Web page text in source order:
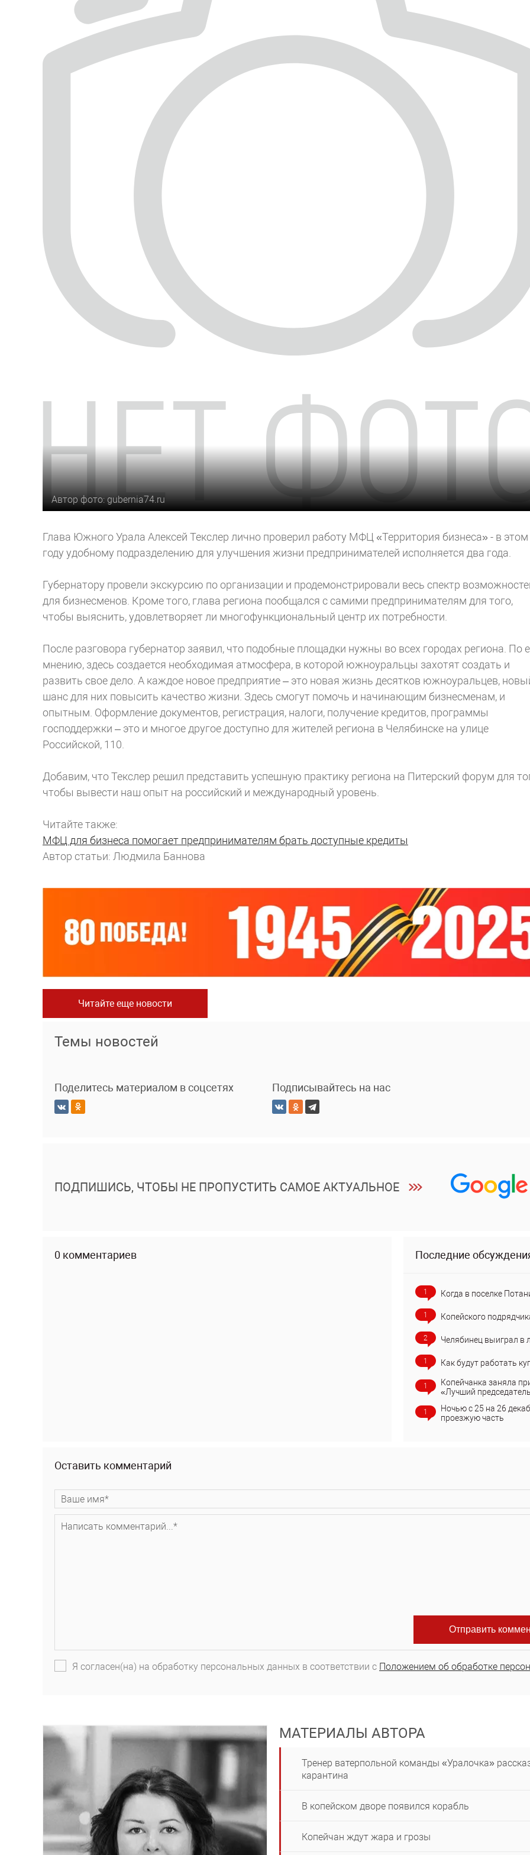
Автор фото: gubernia74.ru
Глава Южного Урала Алексей Текслер лично проверил работу МФЦ «Территория бизнеса» - в этом
году удобному подразделению для улучшения жизни предпринимателей исполняется два года.
Губернатору провели экскурсию по организации и продемонстрировали весь спектр
для бизнесменов. Кроме того, глава региона пообщался с самими предпринимателям для того,
чтобы выяснить, удовлетворяет ли многофункциональный центр их потребности.
После разговора губернатор заявил, что подобные площадки нужны во всех городах региона. По
мнению, здесь создается необходимая атмосфера, в которой южноуральцы захотят создать и
развить свое дело. А каждое новое предприятие – это новая жизнь десятков южноуральцев,
шанс для них повысить качество жизни. Здесь смогут помочь и начинающим бизнесменам, и
опытным. Оформление документов, регистрация, налоги, получение кредитов, программы
господдержки – это и многое другое доступно для жителей региона в Челябинске на улице
Российской, 110.
Добавим, что Текслер решил представить успешную практику региона на Питерский форум для
чтобы вывести наш опыт на российский и международный уровень.
Читайте также:
МФЦ для бизнеса помогает предпринимателям брать доступные кредиты
Автор статьи: Людмила Баннова
Читайте еще новости
Темы новостей
Поделитесь материалом в соцсетях Подписывайтесь на нас
ПОДПИШИСЬ, ЧТОБЫ НЕ ПРОПУСТИТЬ САМОЕ АКТУАЛЬНОЕ
0 комментариев Последние
1 Когда в поселке
1 Копейского
2 Челябинец выиграл в
1 Как будут работать
1
Копейчанка заняла
«Лучший
1
Ночью с 25 на 26
проезжую часть
Оставить комментарий
Я согласен(на) на обработку персональных данных в соответствии с Положением об обработке
МАТЕРИАЛЫ АВТОРА
Тренер ватерпольной команды «Уралочка»
карантина
В копейском дворе появился корабль
Копейчан ждут жара и грозы